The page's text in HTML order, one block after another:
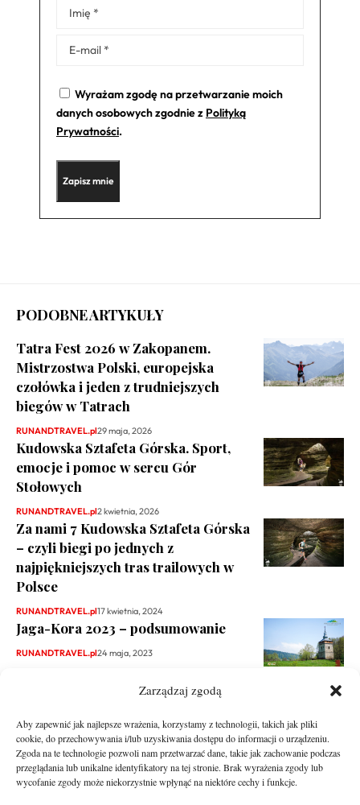
Zarządzaj zgodą
Aby zapewnić jak najlepsze wrażenia, korzystamy z technologii, takich jak pliki
cookie, do przechowywania i/lub uzyskiwania dostępu do informacji o urządzeniu.
Zgoda na te technologie pozwoli nam przetwarzać dane, takie jak zachowanie podczas
przeglądania lub unikalne identyfikatory na tej stronie. Brak wyrażenia zgody lub
wycofanie zgody może niekorzystnie wpłynąć na niektóre cechy i funkcje.
Wyrażam zgodę na przetwarzanie moich
danych osobowych zgodnie z Polityką
Prywatności.
Alternative:
PODOBNE ARTYKUŁY
Tatra Fest 2026 w Zakopanem.
Mistrzostwa Polski, europejska
czołówka i jeden z trudniejszych
biegów w Tatrach
RUNANDTRAVEL.pl29 maja, 2026
Kudowska Sztafeta Górska. Sport,
emocje i pomoc w sercu Gór
Stołowych
RUNANDTRAVEL.pl2 kwietnia, 2026
Za nami 7 Kudowska Sztafeta Górska
– czyli biegi po jednych z
najpiękniejszych tras trailowych w
Polsce
RUNANDTRAVEL.pl17 kwietnia, 2024
Jaga-Kora 2023 – podsumowanie
RUNANDTRAVEL.pl24 maja, 2023